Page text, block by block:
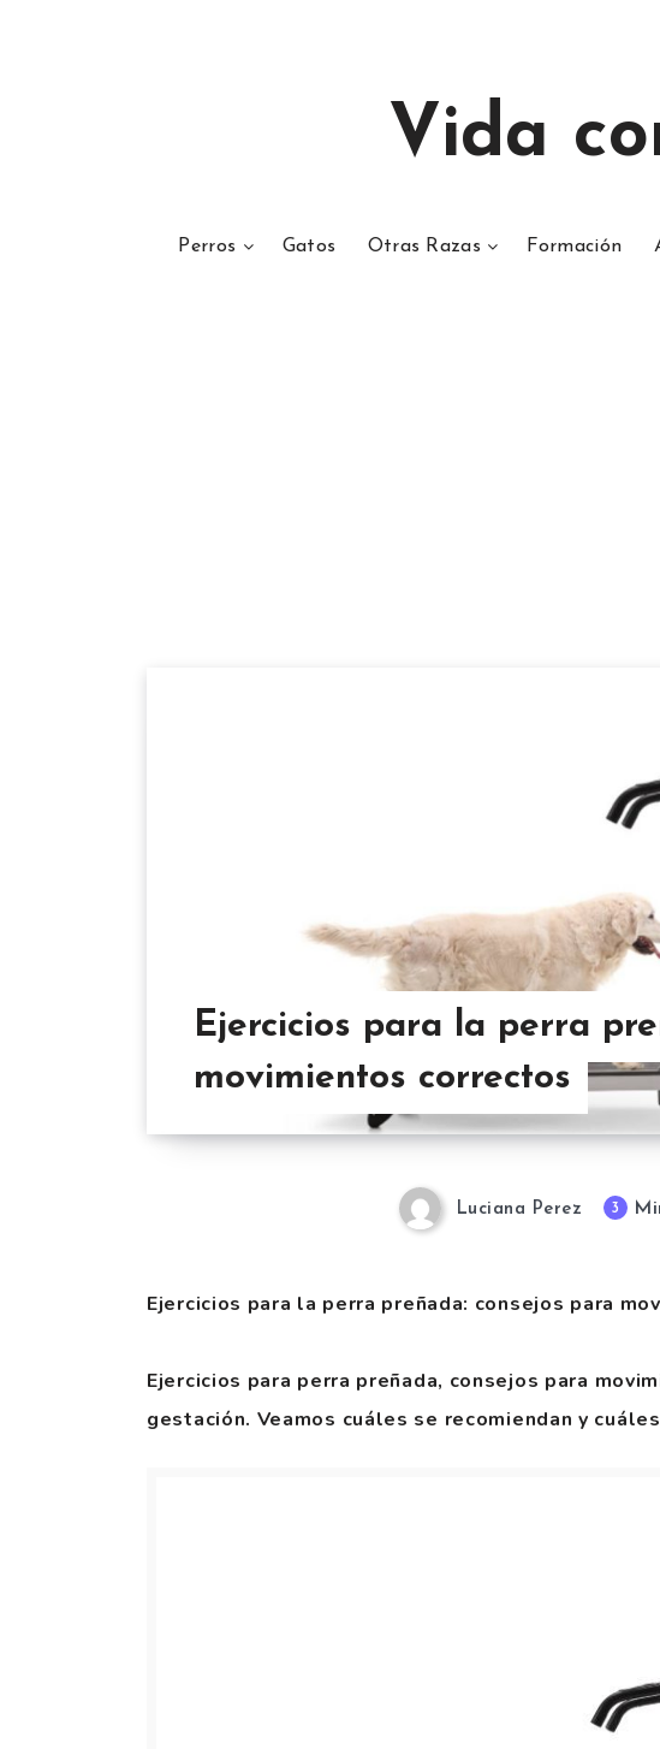
Vida
Perros Gatos Otras Razas Formación
Ejercicios para la perra
movimientos correctos
Luciana Perez 3
Ejercicios para la perra preñada: consejos para
Ejercicios para perra preñada, consejos para
gestación. Veamos cuáles se recomiendan y